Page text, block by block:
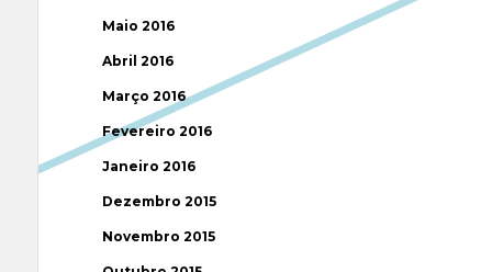
Maio 2016
Abril 2016
Março 2016
Fevereiro 2016
Janeiro 2016
Dezembro 2015
Novembro 2015